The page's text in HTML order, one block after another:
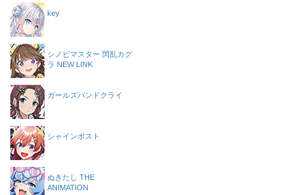
key
シノビマスター 閃乱カグ
ラ NEW LINK
ガールズバンドクライ
シャインポスト
ぬきたし THE
ANIMATION